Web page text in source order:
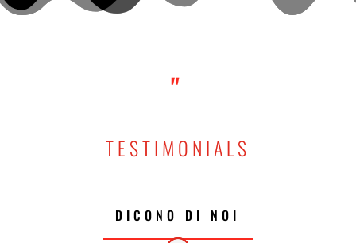
"
TESTIMONIALS
DICONO DI NOI